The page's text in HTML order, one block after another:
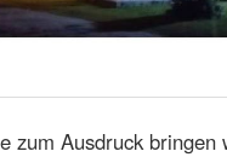
zum Ausdruck bringen